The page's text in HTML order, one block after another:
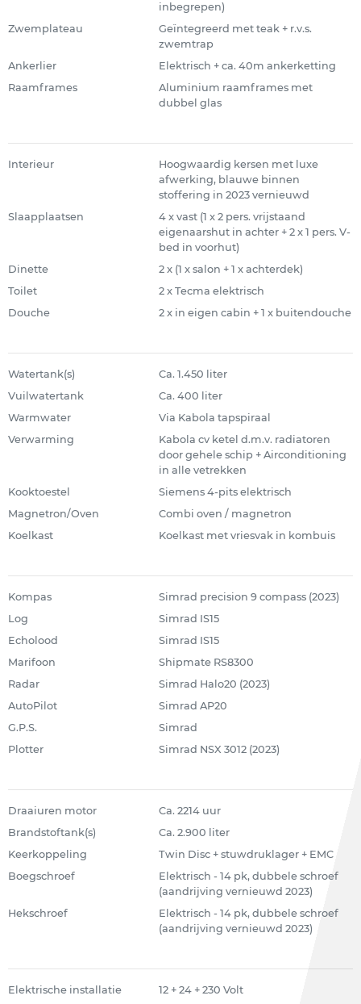
inbegrepen)
Zwemplateau
Geïntegreerd met teak + r.v.s.
zwemtrap
Ankerlier
Elektrisch + ca. 40m ankerketting
Raamframes
Aluminium raamframes met
dubbel glas
Interieur
Hoogwaardig kersen met luxe
afwerking, blauwe binnen
stoffering in 2023 vernieuwd
Slaapplaatsen
4 x vast (1 x 2 pers. vrijstaand
eigenaarshut in achter + 2 x 1 pers. V-
bed in voorhut)
Dinette
2 x (1 x salon + 1 x achterdek)
Toilet
2 x Tecma elektrisch
Douche
2 x in eigen cabin + 1 x buitendouche
Watertank(s)
Ca. 1.450 liter
Vuilwatertank
Ca. 400 liter
Warmwater
Via Kabola tapspiraal
Verwarming
Kabola cv ketel d.m.v. radiatoren
door gehele schip + Airconditioning
in alle vetrekken
Kooktoestel
Siemens 4-pits elektrisch
Magnetron/Oven
Combi oven / magnetron
Koelkast
Koelkast met vriesvak in kombuis
Kompas
Simrad precision 9 compass (2023)
Log
Simrad IS15
Echolood
Simrad IS15
Marifoon
Shipmate RS8300
Radar
Simrad Halo20 (2023)
AutoPilot
Simrad AP20
G.P.S.
Simrad
Plotter
Simrad NSX 3012 (2023)
Draaiuren motor
Ca. 2214 uur
Brandstoftank(s)
Ca. 2.900 liter
Keerkoppeling
Twin Disc + stuwdruklager + EMC
Boegschroef
Elektrisch - 14 pk, dubbele schroef
(aandrijving vernieuwd 2023)
Hekschroef
Elektrisch - 14 pk, dubbele schroef
(aandrijving vernieuwd 2023)
Elektrische installatie 12 + 24 + 230 Volt